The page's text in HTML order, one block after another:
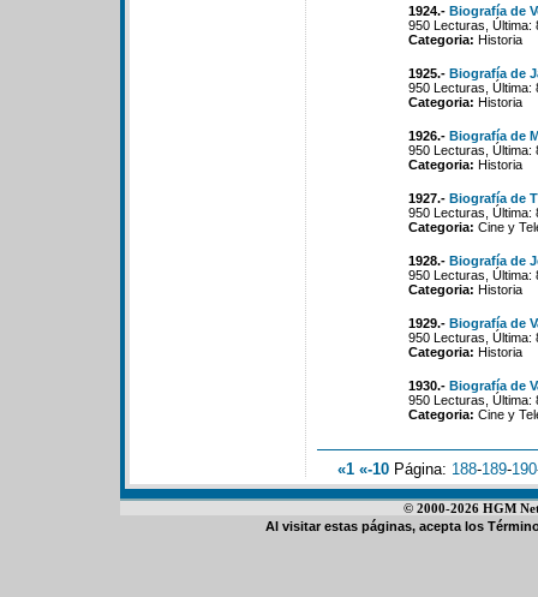
1924.- Biografía de
950 Lecturas, Última:
Categoria: Historia
1925.- Biografía de
950 Lecturas, Última:
Categoria: Historia
1926.- Biografía de
950 Lecturas, Última:
Categoria: Historia
1927.- Biografía de
950 Lecturas, Última:
Categoria: Cine y
1928.- Biografía de
950 Lecturas, Última:
Categoria: Historia
1929.- Biografía de
950 Lecturas, Última:
Categoria: Historia
1930.- Biografía de
950 Lecturas, Última:
Categoria: Cine y
«1 «-10 Página: 188-189-190
© 2000-2026 HGM
Al visitar estas páginas, acepta los